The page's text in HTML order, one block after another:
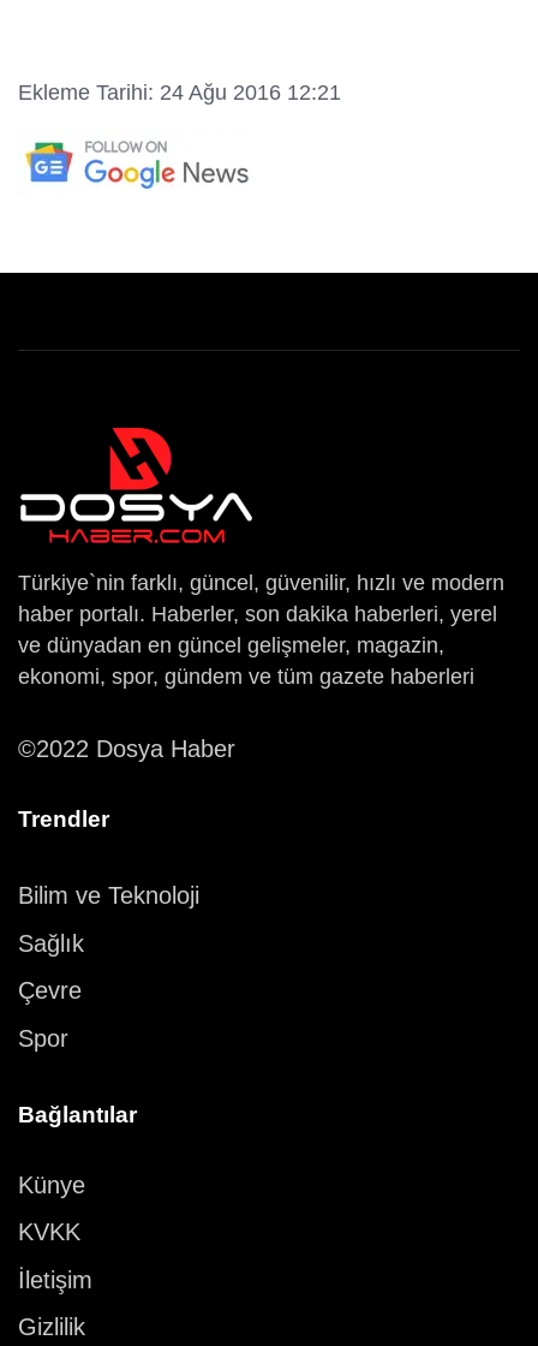
Ekleme Tarihi: 24 Ağu 2016 12:21
Türkiye`nin farklı, güncel, güvenilir, hızlı ve modern
haber portalı. Haberler, son dakika haberleri, yerel
ve dünyadan en güncel gelişmeler, magazin,
ekonomi, spor, gündem ve tüm gazete haberleri
©2022 Dosya Haber
Trendler
Bilim ve Teknoloji
Sağlık
Çevre
Spor
Bağlantılar
Künye
KVKK
İletişim
Gizlilik